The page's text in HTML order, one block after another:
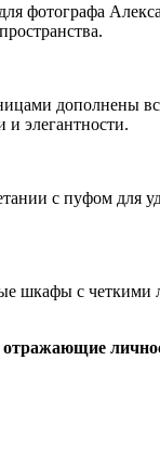
фотографа
дополнены
и элегантности.
с пуфом для
шкафы с